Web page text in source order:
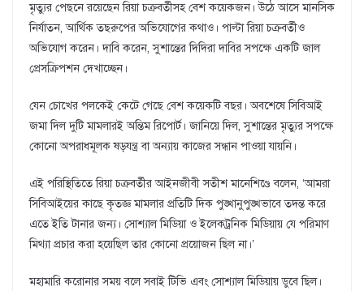
মৃত্যুর পেছনে রয়েছেন রিয়া চক্রবর্তীসহ বেশ কয়েকজন। উঠে আসে মানসিক
নির্যাতন, আর্থিক তছরুপের অভিযোগের কথাও। পাল্টা রিয়া চক্রবর্তীও
অভিযোগ করেন। দাবি করেন, সুশান্তের দিদিরা দাবির সপক্ষে একটি জাল
প্রেসক্রিপশন দেখাচ্ছেন।
যেন চোখের পলকেই কেটে গেছে বেশ কয়েকটি বছর। অবশেষে সিবিআই
জমা দিল দুটি মামলারই অন্তিম রিপোর্ট। জানিয়ে দিল, সুশান্তের মৃত্যুর সপক্ষে
কোনো অপরাধমূলক ষড়যন্ত্র বা অন্যায় কাজের সন্ধান পাওয়া যায়নি।
এই পরিস্থিতিতে রিয়া চক্রবর্তীর আইনজীবী সতীশ মানেশিণ্ডে বলেন, ‘আমরা
সিবিআইয়ের কাছে কৃতজ্ঞ মামলার প্রতিটি দিক পুঙ্খানুপুঙ্খভাবে তদন্ত করে
এতে ইতি টানার জন্য। সোশ্যাল মিডিয়া ও ইলেকট্রনিক মিডিয়ায় যে পরিমাণ
মিথ্যা প্রচার করা হয়েছিল তার কোনো প্রয়োজন ছিল না।’
মহামারি করোনার সময় বলে সবাই টিভি এবং সোশ্যাল মিডিয়ায় ডুবে ছিল।